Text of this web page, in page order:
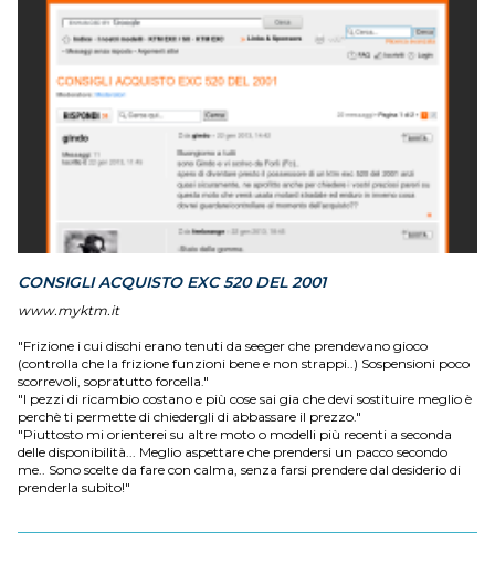
CONSIGLI ACQUISTO EXC 520 DEL 2001
www.myktm.it
"Frizione i cui dischi erano tenuti da seeger che prendevano gioco
(controlla che la frizione funzioni bene e non strappi..) Sospensioni poco
scorrevoli, sopratutto forcella."
"I pezzi di ricambio costano e più cose sai gia che devi sostituire meglio è
perchè ti permette di chiedergli di abbassare il prezzo."
"Piuttosto mi orienterei su altre moto o modelli più recenti a seconda
delle disponibilità... Meglio aspettare che prendersi un pacco secondo
me.. Sono scelte da fare con calma, senza farsi prendere dal desiderio di
prenderla subito!"